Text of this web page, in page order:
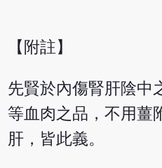
【附註】
先賢於內傷腎肝陰中
等血肉之品，不用薑
肝，皆此義。